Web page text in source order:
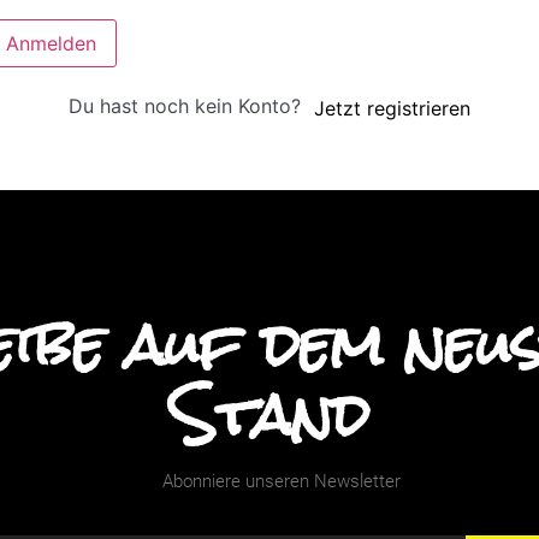
Anmelden
Du hast noch kein Konto? Jetzt registrieren
auf dem
Stand
Abonniere unseren Newsletter